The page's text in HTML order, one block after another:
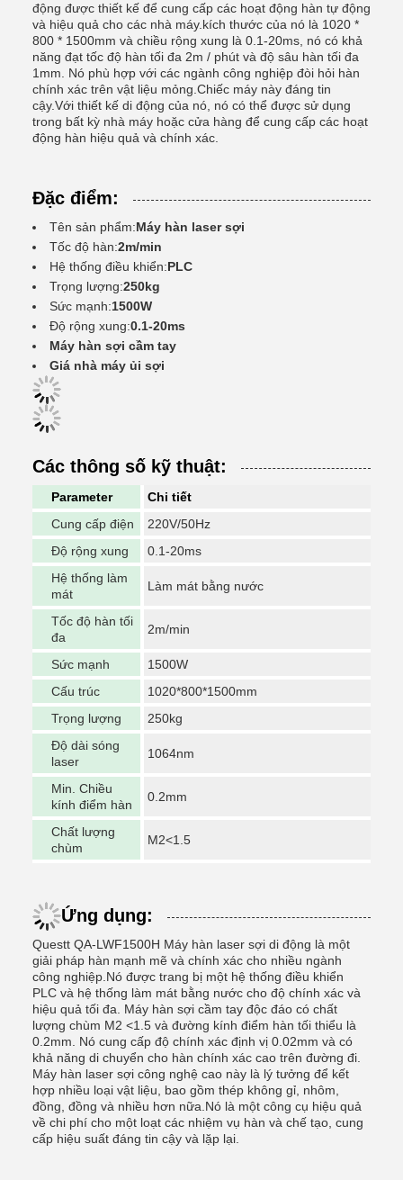
động được thiết kế để cung cấp các hoạt động hàn tự động
và hiệu quả cho các nhà máy.kích thước của nó là 1020 *
800 * 1500mm và chiều rộng xung là 0.1-20ms, nó có khả
năng đạt tốc độ hàn tối đa 2m / phút và độ sâu hàn tối đa
1mm. Nó phù hợp với các ngành công nghiệp đòi hỏi hàn
chính xác trên vật liệu mỏng.Chiếc máy này đáng tin
cậy.Với thiết kế di động của nó, nó có thể được sử dụng
trong bất kỳ nhà máy hoặc cửa hàng để cung cấp các hoạt
động hàn hiệu quả và chính xác.
Đặc điểm:
Tên sản phẩm:Máy hàn laser sợi
Tốc độ hàn:2m/min
Hệ thống điều khiển:PLC
Trọng lượng:250kg
Sức mạnh:1500W
Độ rộng xung:0.1-20ms
Máy hàn sợi cầm tay
Giá nhà máy ủi sợi
Các thông số kỹ thuật:
Parameter
Chi tiết
Cung cấp điện
220V/50Hz
Độ rộng xung
0.1-20ms
Hệ thống làm
mát
Làm mát bằng nước
Tốc độ hàn tối
đa
2m/min
Sức mạnh
1500W
Cấu trúc
1020*800*1500mm
Trọng lượng
250kg
Độ dài sóng
laser
1064nm
Min. Chiều
kính điểm hàn
0.2mm
Chất lượng
chùm
M2<1.5
Ứng dụng:
Questt QA-LWF1500H Máy hàn laser sợi di động là một
giải pháp hàn mạnh mẽ và chính xác cho nhiều ngành
công nghiệp.Nó được trang bị một hệ thống điều khiển
PLC và hệ thống làm mát bằng nước cho độ chính xác và
hiệu quả tối đa. Máy hàn sợi cầm tay độc đáo có chất
lượng chùm M2 <1.5 và đường kính điểm hàn tối thiểu là
0.2mm. Nó cung cấp độ chính xác định vị 0.02mm và có
khả năng di chuyển cho hàn chính xác cao trên đường đi.
Máy hàn laser sợi công nghệ cao này là lý tưởng để kết
hợp nhiều loại vật liệu, bao gồm thép không gỉ, nhôm,
đồng, đồng và nhiều hơn nữa.Nó là một công cụ hiệu quả
về chi phí cho một loạt các nhiệm vụ hàn và chế tạo, cung
cấp hiệu suất đáng tin cậy và lặp lại.